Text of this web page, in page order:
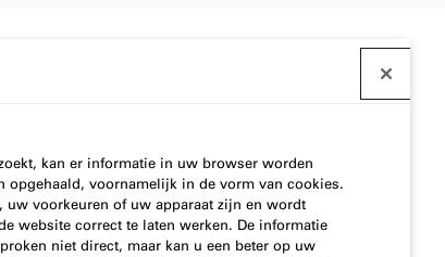
kan er informatie in uw browser worden
opgehaald, voornamelijk in de vorm van cookies.
uw voorkeuren of uw apparaat zijn en wordt
website correct te laten werken. De informatie
niet direct, maar kan u een beter op uw